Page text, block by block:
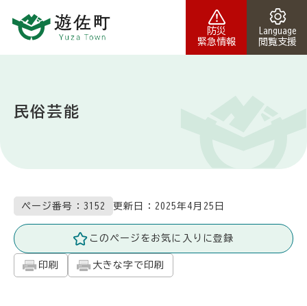
防災
緊急情報
Language
閲覧支援
民俗芸能
ページ番号：3152 更新日： 2025年4月25日
このページをお気に入りに登録
印刷 大きな字で印刷